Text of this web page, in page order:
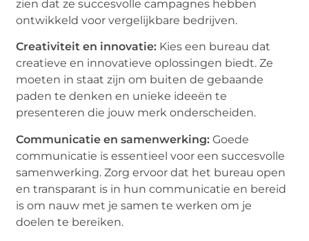
zien dat ze succesvolle campagnes hebben
ontwikkeld voor vergelijkbare bedrijven.
Creativiteit en innovatie: Kies een bureau dat
creatieve en innovatieve oplossingen biedt. Ze
moeten in staat zijn om buiten de gebaande
paden te denken en unieke ideeën te
presenteren die jouw merk onderscheiden.
Communicatie en samenwerking: Goede
communicatie is essentieel voor een succesvolle
samenwerking. Zorg ervoor dat het bureau open
en transparant is in hun communicatie en bereid
is om nauw met je samen te werken om je
doelen te bereiken.